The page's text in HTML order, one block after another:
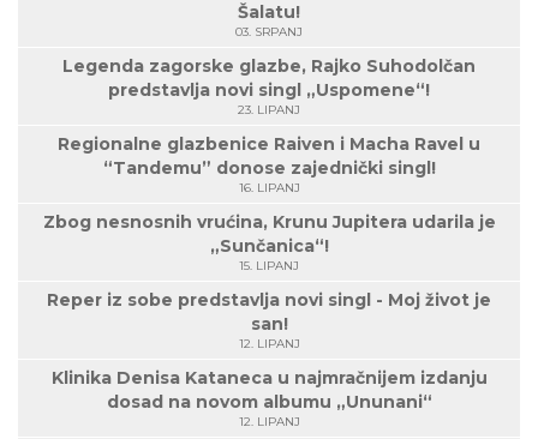
Šalatu!
03. SRPANJ
Legenda zagorske glazbe, Rajko Suhodolčan
predstavlja novi singl „Uspomene“!
23. LIPANJ
Regionalne glazbenice Raiven i Macha Ravel u
“Tandemu” donose zajednički singl!
16. LIPANJ
Zbog nesnosnih vrućina, Krunu Jupitera udarila je
„Sunčanica“!
15. LIPANJ
Reper iz sobe predstavlja novi singl - Moj život je
san!
12. LIPANJ
Klinika Denisa Kataneca u najmračnijem izdanju
dosad na novom albumu „Ununani“
12. LIPANJ